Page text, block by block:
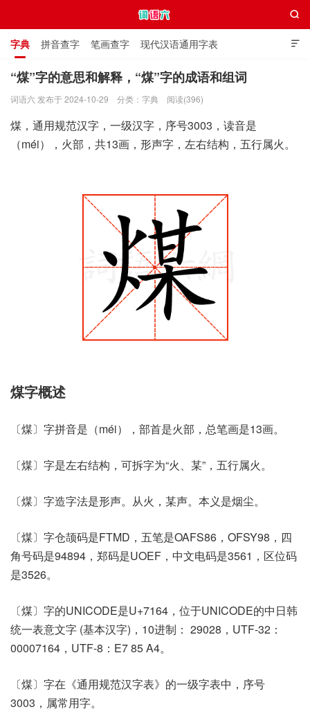

字典 拼音查字 笔画查字 现代汉语通用字表
通用规范汉字表 叠字大全 独体字大全 极简英语词典

“煤”字的意思和解释，“煤”字的成语和组词
词语六 发布于 2024-10-29 分类： 字典 阅读(396)
煤，通用规范汉字，一级汉字，序号3003，读音是
（méi），火部，共13画，形声字，左右结构，五行属火。
煤字概述
〔煤〕字拼音是（méi），部首是火部，总笔画是13画。
〔煤〕字是左右结构，可拆字为“火、某”，五行属火。
〔煤〕字造字法是形声。从火，某声。本义是烟尘。
〔煤〕字仓颉码是FTMD，五笔是OAFS86，OFSY98，四
角号码是94894，郑码是UOEF，中文电码是3561，区位码
是3526。
〔煤〕字的UNICODE是U+7164，位于UNICODE的中日韩
统一表意文字 (基本汉字)，10进制： 29028，UTF-32：
00007164，UTF-8：E7 85 A4。
〔煤〕字在《通用规范汉字表》的一级字表中，序号
3003，属常用字。